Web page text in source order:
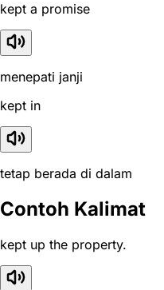
kept a promise
menepati janji
kept in
tetap berada di dalam
Contoh Kalimat
kept up the property.